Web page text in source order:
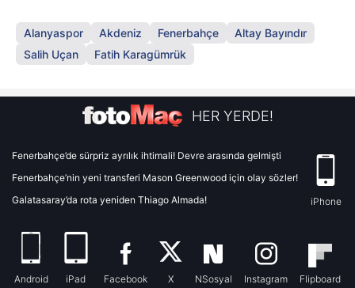
Alanyaspor Akdeniz Fenerbahçe
Altay Bayındır
Salih Uçan
Fatih Karagümrük
HER YERDE!
Fenerbahçe’de sürpriz ayrılık ihtimali! Devre arasında gelmişti
Fenerbahçe’nin yeni transferi Mason Greenwood için olay sözler!
Galatasaray’da rota yeniden Thiago Almada!
iPhone
Android iPad Facebook X NSosyal Instagram Flipboard